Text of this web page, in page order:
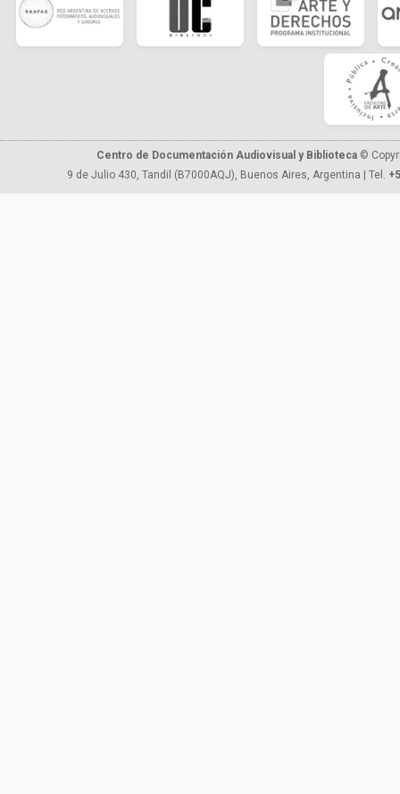
Centro de Documentación Audiovisual y Biblioteca ©
9 de Julio 430, Tandil (B7000AQJ), Buenos Aires, Argentina | Tel.